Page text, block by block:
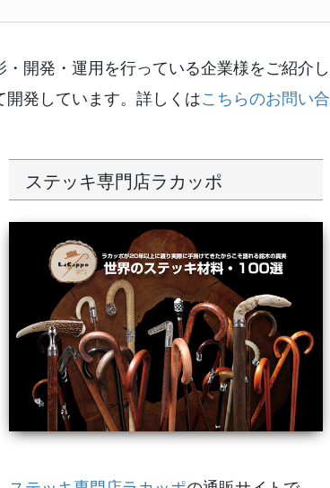
開発・運用を行っている企業様をご紹介
開発しています。詳しくはこちらのお問い
ステッキ専門店ラカッポ